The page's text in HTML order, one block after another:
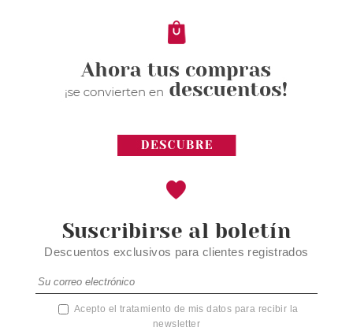
21.20€
Suscribirse al boletín
Descuentos exclusivos para clientes registrados
Acepto el tratamiento de mis datos para recibir la
newsletter